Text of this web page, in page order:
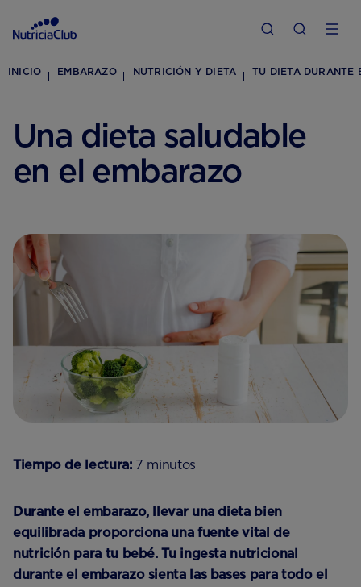
INICIO EMBARAZO NUTRICIÓN Y DIETA TU DIETA DURANTE
Una dieta saludable
en el embarazo
Tiempo de lectura:7 minutos
Durante el embarazo, llevar una dieta bien
equilibrada proporciona una fuente vital de
nutrición para tu bebé. Tu ingesta nutricional
durante el embarazo sienta las bases para todo el